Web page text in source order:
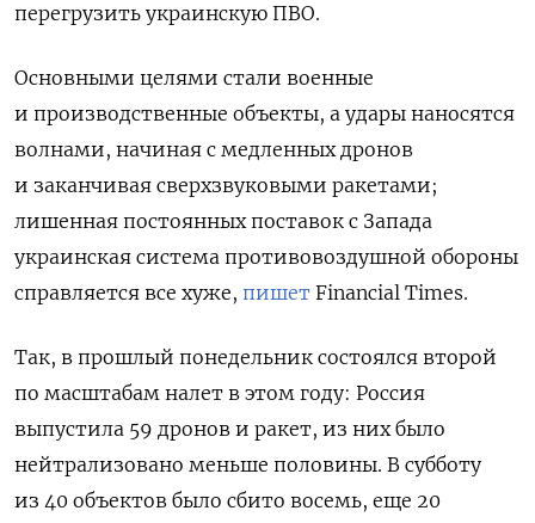
перегрузить украинскую ПВО.
Основными целями стали военные
и производственные объекты, а удары наносятся
волнами, начиная с медленных дронов
и заканчивая сверхзвуковыми ракетами;
лишенная постоянных поставок с Запада
украинская система противовоздушной обороны
справляется все хуже, пишет Financial Times.
Так, в прошлый понедельник состоялся второй
по масштабам налет в этом году: Россия
выпустила 59 дронов и ракет, из них было
нейтрализовано меньше половины. В субботу
из 40 объектов было сбито восемь, еще 20